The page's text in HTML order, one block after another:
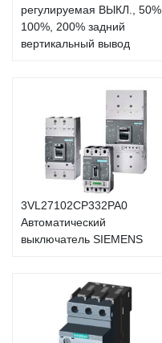
регулируемая ВЫКЛ., 50%,
100%, 200% задний
вертикальный вывод
3VL27102CP332PA0
Автоматический
выключатель SIEMENS